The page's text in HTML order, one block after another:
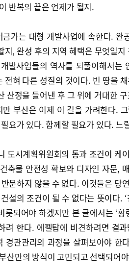
반복의 끝은 언제가 될지.
가는 대형 개발사업에 속한다. 완
지, 완성 후의 지역 혜택은 무엇일
발사업들의 역사를 되풀이해서는
전혀 다른 성질의 것이다. 빈 땅을
산정을 들어낸 후 그 위에 거대한
만 부산은 이제 이 길을 가려한다.
요가 있다. 함께할 필요가 있다. 느
도시계획위원회의 통과 조건이 케
축물 안전성 확보와 디자인 자문,
문하지 않을 수 없다. 이것들은 당
설의 조건이 될 수 없다는 뜻이다.
롯되어야 하겠지만 본 글에서는 ‘
려 한다. 에펠탑에 비견하려면 결
경관관리의 과정을 살펴보아야 한
산만의 방식이 고민되고 선택되어